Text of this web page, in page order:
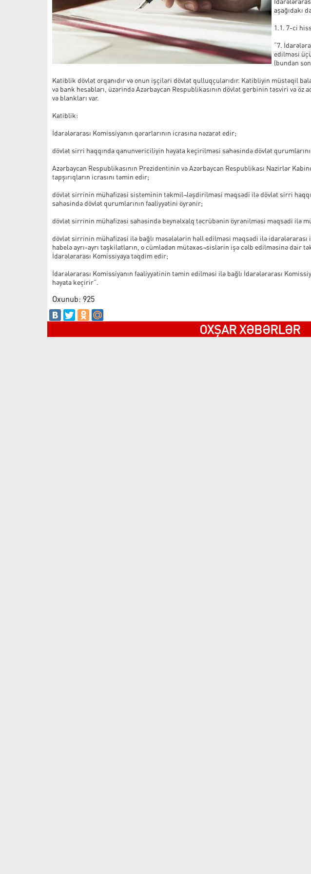
aşağıdakı
1.1. 7-ci
“7.
edilməsi
(bundan
Katiblik dövlət orqanıdır və onun işçiləri dövlət qulluqçularıdır. Katibliyin müstəqil
və bank hesabları, üzərində Azərbaycan Respublikasının dövlət gerbinin təsviri və öz
və blankları var.
Katiblik:
İdarələrarası Komissiyanın qərarlarının icrasına nəzarət edir;
dövlət sirri haqqında qanunvericiliyin həyata keçirilməsi sahəsində dövlət
Azərbaycan Respublikasının Prezidentinin və Azərbaycan Respublikası Nazirlər
tapşırıqların icrasını təmin edir;
dövlət sirrinin mühafizəsi sisteminin təkmil¬ləşdirilməsi məqsədi ilə dövlət sirri
sahəsində dövlət qurumlarının fəaliyyətini öyrənir;
dövlət sirrinin mühafizəsi sahəsində beynəlxalq təcrübənin öyrənilməsi məqsədi ilə
dövlət sirrinin mühafizəsi ilə bağlı məsələlərin həll edilməsi məqsədi ilə idarələrarası
habelə ayrı-ayrı təşkilatların, o cümlədən mütəxəs¬sislərin işə cəlb edilməsinə dair
İdarələrarası Komissiyaya təqdim edir;
İdarələrarası Komissiyanın fəaliyyətinin təmin edilməsi ilə bağlı İdarələrarası
həyata keçirir”.
Oxunub: 925
OXŞAR XƏBƏRLƏR